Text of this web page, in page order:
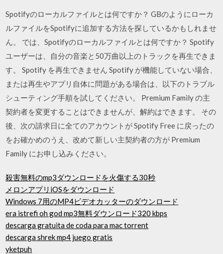
Spotifyのローカルファイルとは何ですか？ GBのようにローカ
ルファイルをSpotifyに追加する方法を探しているかもしれませ
ん。 では、Spotifyのローカルファイルとは何ですか？ Spotify
ユーザーは、自分の音楽と50万曲以上のトラックを再生できま
す。 Spotify を再生できません Spotify が機能していない場合、
または再生やアプリ自体に問題がある場合は、以下のトラブル
シューティング手順を試してください。 Premium Family の主
契約者を変更することはできませんが、解約はできます。 その
後、次の請求日に全てのアカウントが Spotify Free に戻ったの
をお確かめのうえ、改めて新しい主契約者の方が Premium
Family にお申し込みください。
殺害無料のmp3ダウンロードを火傷する30秒
メロンアプリiOSをダウンロード
Windows 7用のMP4ビデオカッターのダウンロード
era istrefi oh god mp3無料ダウンロード320 kbps
descarga gratuita de coda para mac torrent
descarga shrek mp4 juego gratis
yketpuh